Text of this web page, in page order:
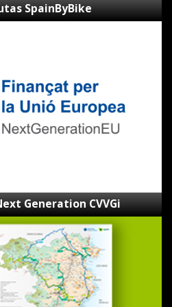
SpainByBike
Generation CVVGi